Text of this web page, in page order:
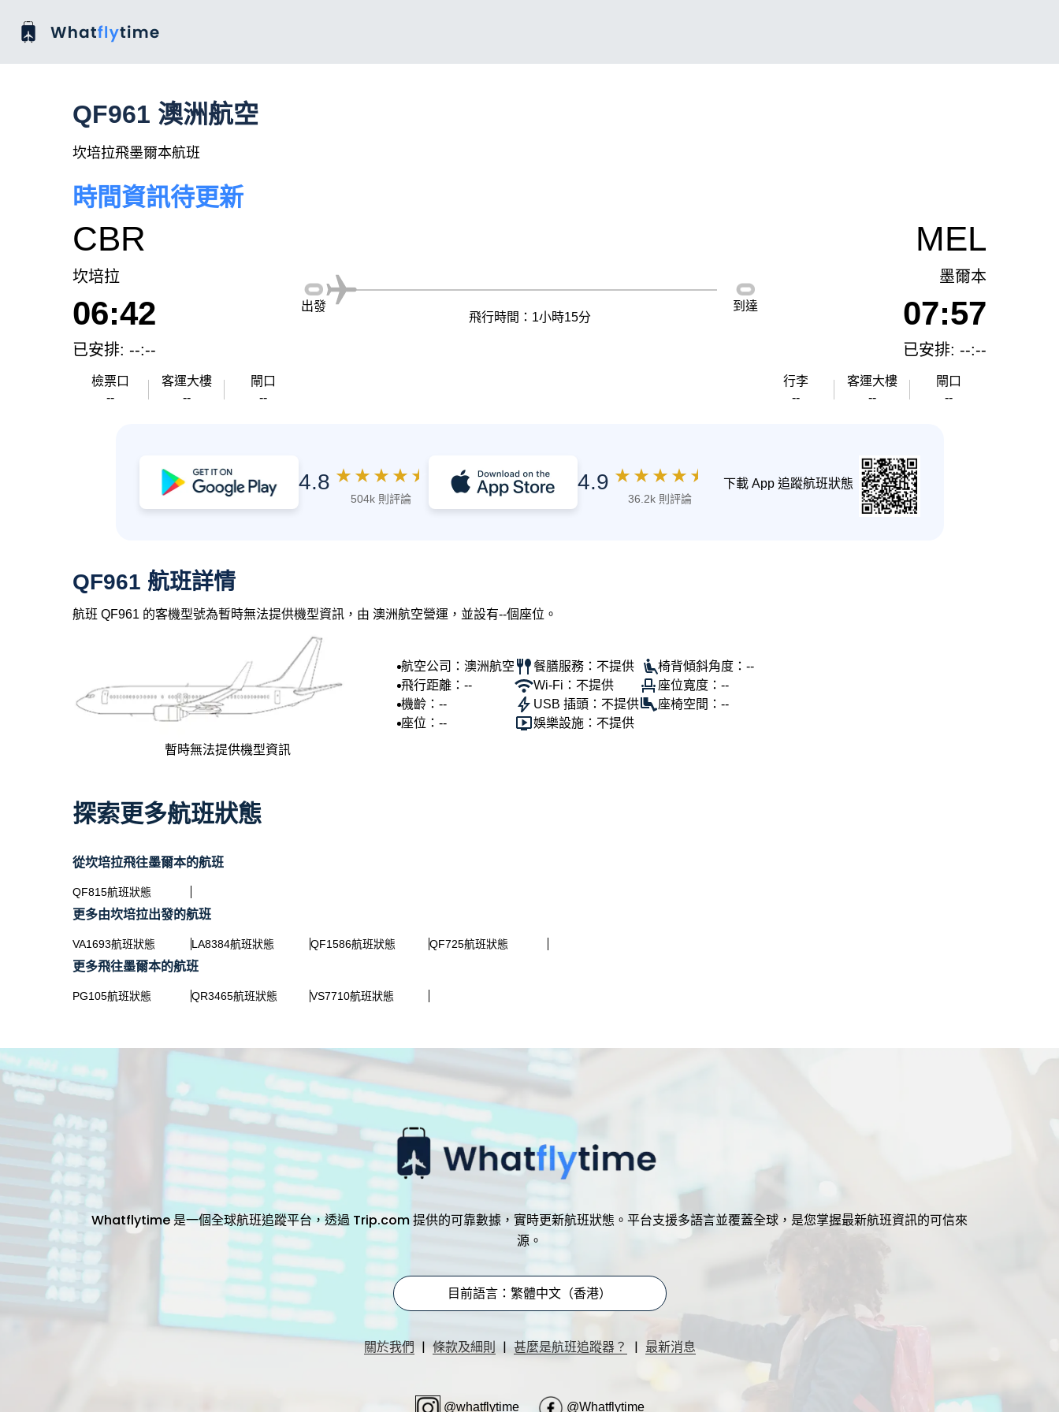
QF961 澳洲航空
坎培拉飛墨爾本航班
時間資訊待更新
CBR
坎培拉
06:42
已安排: --:--
檢票口
--
客運大樓
--
閘口
--
出發
飛行時間：1小時15分
到達
MEL
墨爾本
07:57
已安排: --:--
行李
--
客運大樓
--
閘口
--
4.8 ★ ★ ★ ★ ★
504k 則評論
4.9 ★ ★ ★ ★ ★
36.2k 則評論
下載 App 追蹤航班狀態
QF961 航班詳情
航班 QF961 的客機型號為暫時無法提供機型資訊，由 澳洲航空營運，並設有--個座位。
暫時無法提供機型資訊
航空公司：澳洲航空
飛行距離：--
機齡：--
座位：--
餐膳服務：不提供
Wi-Fi：不提供
USB 插頭：不提供
娛樂設施：不提供
椅背傾斜角度：--
座位寬度：--
座椅空間：--
探索更多航班狀態
從坎培拉飛往墨爾本的航班
QF815航班狀態
更多由坎培拉出發的航班
VA1693航班狀態 LA8384航班狀態 QF1586航班狀態 QF725航班狀態
更多飛往墨爾本的航班
PG105航班狀態 QR3465航班狀態 VS7710航班狀態
Whatflytime 是一個全球航班追蹤平台，透過 Trip.com 提供的可靠數據，實時更新航班狀態。平台支援多語言並覆蓋全球，是您掌握最新航班資訊的可信來
源。
目前語言：繁體中文（香港）
關於我們 | 條款及細則 | 甚麼是航班追蹤器？ | 最新消息
@whatflytime @Whatflytime